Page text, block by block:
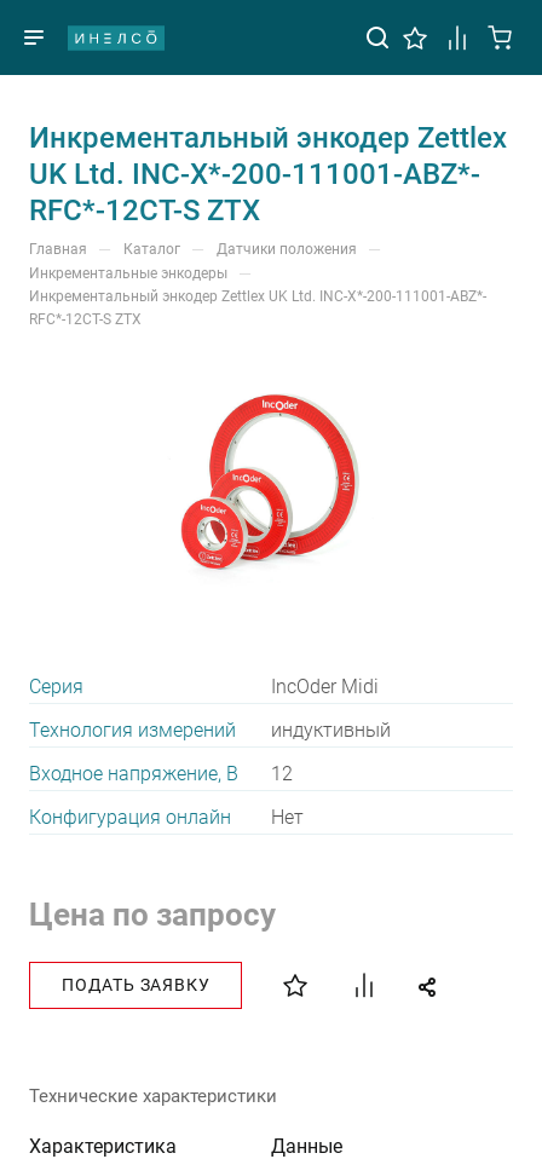
Инкрементальный энкодер Zettlex
UK Ltd. INC-X*-200-111001-ABZ*-
RFC*-12CT-S ZTX
Главная — Каталог — Датчики положения —
Инкрементальные энкодеры —
Инкрементальный энкодер Zettlex UK Ltd. INC-X*-200-111001-ABZ*-
RFC*-12CT-S ZTX
Серия
IncOder Midi
Технология измерений
индуктивный
Входное напряжение, В
12
Конфигурация онлайн
Нет
Цена по запросу
ПОДАТЬ ЗАЯВКУ
Технические характеристики
Характеристика Данные